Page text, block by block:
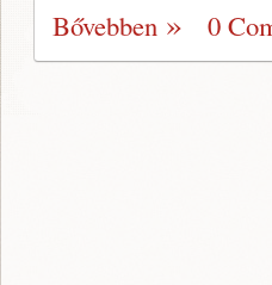
Bővebben
0